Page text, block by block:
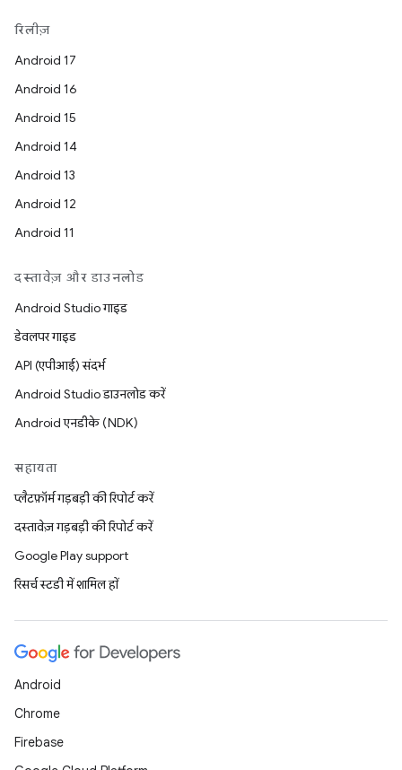
रिलीज़
Android 17
Android 16
Android 15
Android 14
Android 13
Android 12
Android 11
दस्तावेज़ और डाउनलोड
Android Studio गाइड
डेवलपर गाइड
API (एपीआई) संदर्भ
Android Studio डाउनलोड करें
Android एनडीके (NDK)
सहायता
प्लैटफ़ॉर्म गड़बड़ी की रिपोर्ट करें
दस्तावेज़ गड़बड़ी की रिपोर्ट करें
Google Play support
रिसर्च स्टडी में शामिल हों
Android
Chrome
Firebase